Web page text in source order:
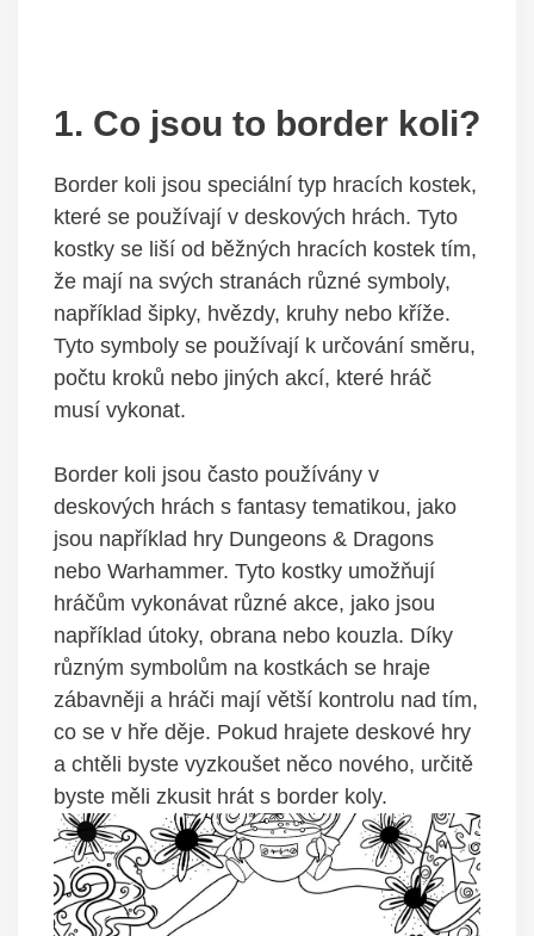
1. Co jsou to border koli?
Border koli jsou speciální typ hracích kostek,
které se používají v deskových hrách. Tyto
kostky se liší od běžných hracích kostek tím,
že mají na svých stranách různé symboly,
například šipky, hvězdy, kruhy nebo kříže.
Tyto symboly se používají k určování směru,
počtu kroků nebo jiných akcí, které hráč
musí vykonat.
Border koli jsou často používány v
deskových hrách s fantasy tematikou, jako
jsou například hry Dungeons & Dragons
nebo Warhammer. Tyto kostky umožňují
hráčům vykonávat různé akce, jako jsou
například útoky, obrana nebo kouzla. Díky
různým symbolům na kostkách se hraje
zábavněji a hráči mají větší kontrolu nad tím,
co se v hře děje. Pokud hrajete deskové hry
a chtěli byste vyzkoušet něco nového, určitě
byste měli zkusit hrát s border koly.